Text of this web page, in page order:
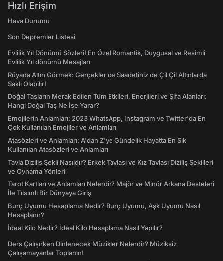
Hızlı Erişim
Hava Durumu
Son Depremler Listesi
Evlilik Yıl Dönümü Sözleri! En Özel Romantik, Duygusal ve Resimli
Evlilik Yıl dönümü Mesajları
Rüyada Altın Görmek: Gerçekler de Saadetiniz de Çil Çil Altınlarda
Saklı Olabilir!
Doğal Taşların Merak Edilen Tüm Etkileri, Enerjileri ve Şifa Alanları:
Hangi Doğal Taş Ne İşe Yarar?
Emojilerin Anlamları: 2023 WhatsApp, Instagram ve Twitter'da En
Çok Kullanılan Emojiler ve Anlamları
Atasözleri ve Anlamları: A'dan Z'ye Gündelik Hayatta En Sık
Kullanılan Atasözleri ve Anlamları
Tavla Diziliş Şekli Nasıldır? Erkek Tavlası ve Kız Tavlası Diziliş Şekilleri
ve Oynama Yönleri
Tarot Kartları ve Anlamları Nelerdir? Majör ve Minör Arkana Desteleri
İle Tılsımlı Bir Dünyaya Giriş
Burç Uyumu Hesaplama Nedir? Burç Uyumu, Aşk Uyumu Nasıl
Hesaplanır?
İdeal Kilo Nedir? İdeal Kilo Hesaplama Nasıl Yapılır?
Ders Çalışırken Dinlenecek Müzikler Nelerdir? Müziksiz
Çalışamayanlar Toplanın!